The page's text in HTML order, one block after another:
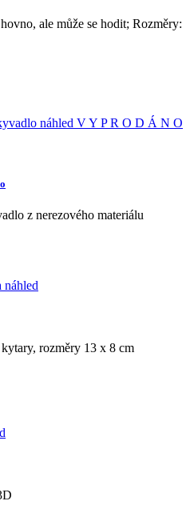
ale může se hodit; Rozměry:
náhled V Y P R O D Á N O
z nerezového materiálu
náhled
rozměry 13 x 8 cm